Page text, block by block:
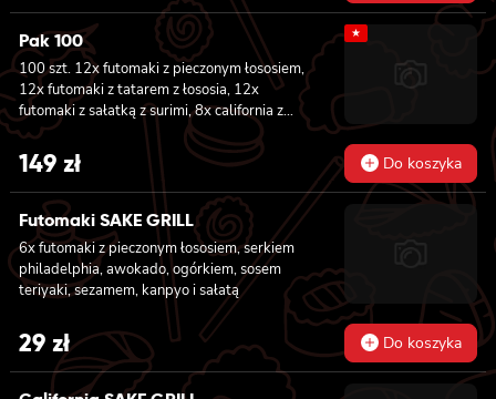
Pak 100
100 szt. 12x futomaki z pieczonym łososiem,
12x futomaki z tatarem z łososia, 12x
futomaki z sałatką z surimi, 8x california z
tuńczykiem, 8x california z pieczonym
łososiem, 8x california z krewetką w
tempurze, 8x maki z ogórkiem, 8x maki z
oshinko, 8x maki z surimi, 8x maki z łososiem,
8x maki z kanpyo
★
149 zł Do koszyka
Futomaki SAKE GRILL
6x futomaki z pieczonym łososiem, serkiem
philadelphia, awokado, ogórkiem, sosem
teriyaki, sezamem, kanpyo i sałatą
29 zł Do koszyka